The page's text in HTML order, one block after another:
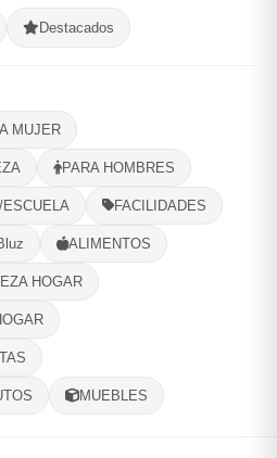
Destacados
MUJER
PARA HOMBRES
FACILIDADES
ALIMENTOS
HOGAR
MUEBLES